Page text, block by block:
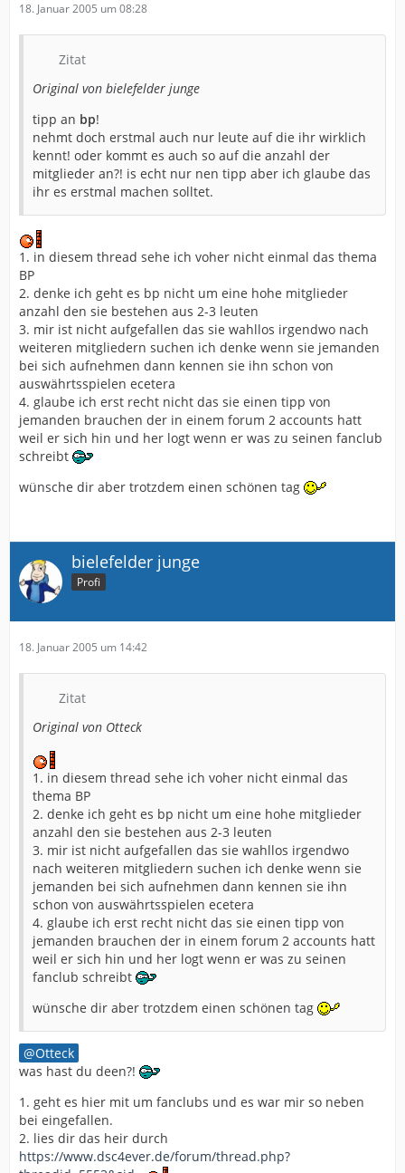
18. Januar 2005 um 08:28
Zitat
Original von bielefelder junge
tipp an bp!
nehmt doch erstmal auch nur leute auf die ihr wirklich
kennt! oder kommt es auch so auf die anzahl der
mitglieder an?! is echt nur nen tipp aber ich glaube das
ihr es erstmal machen solltet.
1. in diesem thread sehe ich voher nicht einmal das thema
BP
2. denke ich geht es bp nicht um eine hohe mitglieder
anzahl den sie bestehen aus 2-3 leuten
3. mir ist nicht aufgefallen das sie wahllos irgendwo nach
weiteren mitgliedern suchen ich denke wenn sie jemanden
bei sich aufnehmen dann kennen sie ihn schon von
auswährtsspielen ecetera
4. glaube ich erst recht nicht das sie einen tipp von
jemanden brauchen der in einem forum 2 accounts hatt
weil er sich hin und her logt wenn er was zu seinen fanclub
schreibt
wünsche dir aber trotzdem einen schönen tag
bielefelder junge
Profi
18. Januar 2005 um 14:42
Zitat
Original von Otteck
1. in diesem thread sehe ich voher nicht einmal das
thema BP
2. denke ich geht es bp nicht um eine hohe mitglieder
anzahl den sie bestehen aus 2-3 leuten
3. mir ist nicht aufgefallen das sie wahllos irgendwo
nach weiteren mitgliedern suchen ich denke wenn sie
jemanden bei sich aufnehmen dann kennen sie ihn
schon von auswährtsspielen ecetera
4. glaube ich erst recht nicht das sie einen tipp von
jemanden brauchen der in einem forum 2 accounts hatt
weil er sich hin und her logt wenn er was zu seinen
fanclub schreibt
wünsche dir aber trotzdem einen schönen tag
Otteck
was hast du deen?!
1. geht es hier mit um fanclubs und es war mir so neben
bei eingefallen.
2. lies dir das heir durch
https://www.dsc4ever.de/forum/thread.php?